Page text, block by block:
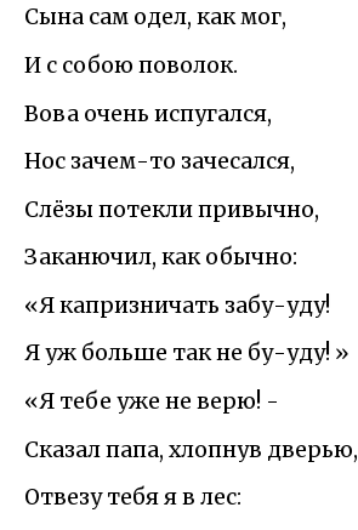
Сына сам одел, как мог,
И с собою поволок.
Вова очень испугался,
Нос зачем-то зачесался,
Слёзы потекли привычно,
Заканючил, как обычно:
«Я капризничать забу-уду!
Я уж больше так не бу-уду! »
«Я тебе уже не верю! -
Сказал папа, хлопнув дверью,
Отвезу тебя я в лес: